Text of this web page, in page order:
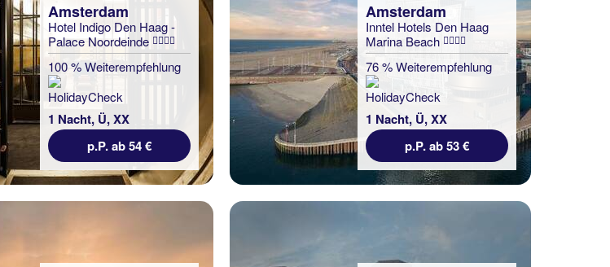
Amsterdam
Hotel Indigo Den Haag -
Palace Noordeinde
100 % Weiterempfehlung
1 Nacht, Ü, XX
p.P. ab 54 €
Amsterdam
Inntel Hotels Den Haag
Marina Beach
76 % Weiterempfehlung
1 Nacht, Ü, XX
p.P. ab 53 €